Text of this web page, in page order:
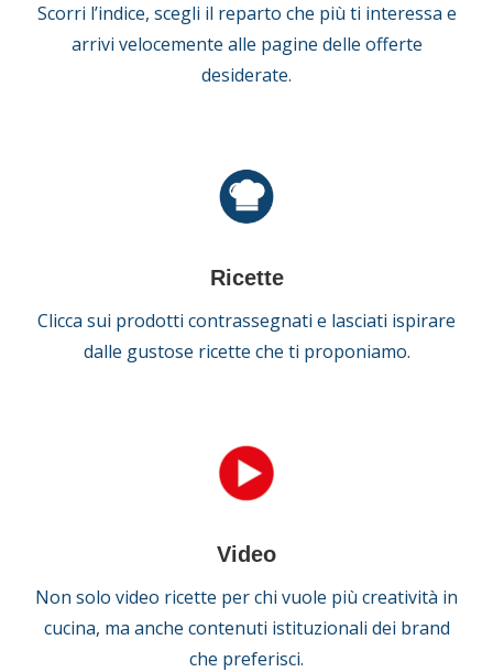
Scorri l’indice, scegli il reparto che più ti interessa e
arrivi velocemente alle pagine delle offerte
desiderate.
Ricette
Clicca sui prodotti contrassegnati e lasciati ispirare
dalle gustose ricette che ti proponiamo.
Video
Non solo video ricette per chi vuole più creatività in
cucina, ma anche contenuti istituzionali dei brand
che preferisci.